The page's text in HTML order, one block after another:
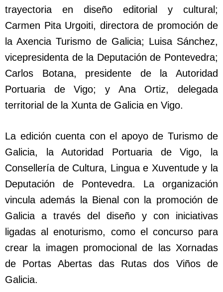
trayectoria en diseño editorial y cultural;
Carmen Pita Urgoiti, directora de promoción de
la Axencia Turismo de Galicia; Luisa Sánchez,
vicepresidenta de la Deputación de Pontevedra;
Carlos Botana, presidente de la Autoridad
Portuaria de Vigo; y Ana Ortiz, delegada
territorial de la Xunta de Galicia en Vigo.
La edición cuenta con el apoyo de Turismo de
Galicia, la Autoridad Portuaria de Vigo, la
Consellería de Cultura, Lingua e Xuventude y la
Deputación de Pontevedra. La organización
vincula además la Bienal con la promoción de
Galicia a través del diseño y con iniciativas
ligadas al enoturismo, como el concurso para
crear la imagen promocional de las Xornadas
de Portas Abertas das Rutas dos Viños de
Galicia.